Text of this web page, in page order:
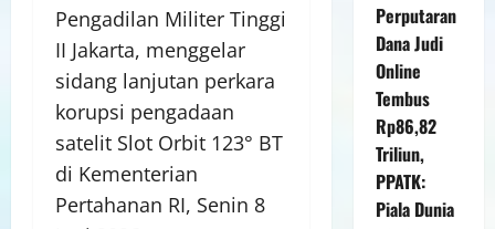
Pengadilan Militer Tinggi
II Jakarta, menggelar
sidang lanjutan perkara
korupsi pengadaan
satelit Slot Orbit 123° BT
di Kementerian
Pertahanan RI, Senin 8
Perputaran
Dana Judi
Online
Tembus
Rp86,82
Triliun,
PPATK:
Piala Dunia